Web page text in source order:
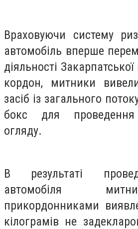
Враховуючи систему
автомобіль вперше
діяльності
кордон, митники
засіб із загального
бокс для проведення
огляду.
В результаті
автомобіля
прикордонниками
кілограмів не